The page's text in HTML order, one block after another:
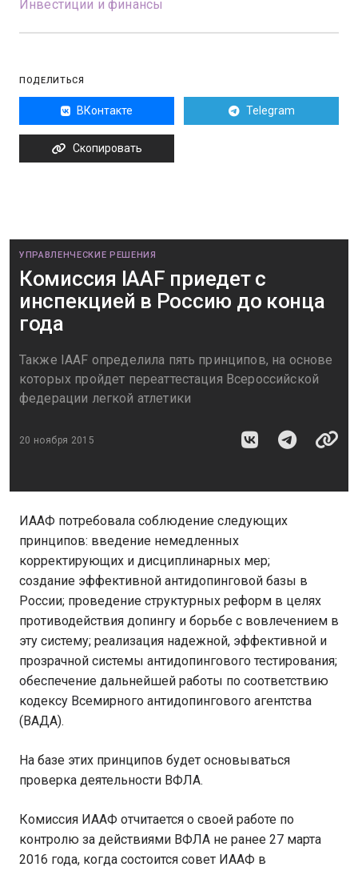
Инвестиции и финансы
ПОДЕЛИТЬСЯ
ВКонтакте Telegram
Скопировать
УПРАВЛЕНЧЕСКИЕ РЕШЕНИЯ
Комиссия IAAF приедет с
инспекцией в Россию до конца
года
Также IAAF определила пять принципов, на основе
которых пройдет переаттестация Всероссийской
федерации легкой атлетики
20 ноября 2015
ИААФ потребовала соблюдение следующих
принципов: введение немедленных
корректирующих и дисциплинарных мер;
создание эффективной антидопинговой базы в
России; проведение структурных реформ в целях
противодействия допингу и борьбе с вовлечением в
эту систему; реализация надежной, эффективной и
прозрачной системы антидопингового тестирования;
обеспечение дальнейшей работы по соответствию
кодексу Всемирного антидопингового агентства
(ВАДА).
На базе этих принципов будет основываться
проверка деятельности ВФЛА.
Комиссия ИААФ отчитается о своей работе по
контролю за действиями ВФЛА не ранее 27 марта
2016 года, когда состоится совет ИААФ в